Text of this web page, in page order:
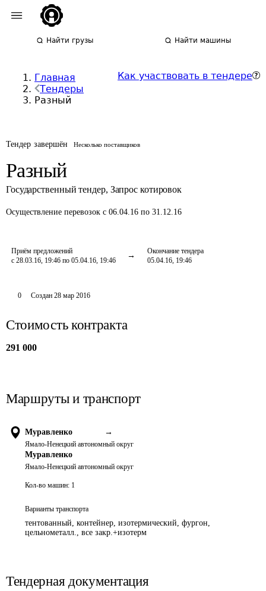
Найти грузы Найти машины
Главная
Тендеры
Разный
Как участвовать в тендере
Тендер завершён Несколько поставщиков
Разный
Государственный тендер, Запрос котировок
Осуществление перевозок с 06.04.16 по 31.12.16
Приём предложений
с 28.03.16, 19:46 по 05.04.16, 19:46
Окончание тендера
05.04.16, 19:46
0 Создан 28 мар 2016
Стоимость контракта
291 000
Маршруты и транспорт
Муравленко →
Ямало-Ненецкий автономный округ
Муравленко
Ямало-Ненецкий автономный округ
Кол-во машин: 1
Варианты транспорта
тентованный, контейнер, изотермический, фургон,
цельнометалл., все закр.+изотерм
Тендерная документация